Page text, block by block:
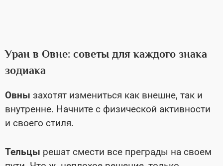
Уран в Овне: советы для каждого знака
зодиака
Овны захотят измениться как внешне, так и
внутренне. Начните с физической активности
и своего стиля.
Тельцы решат смести все преграды на своем